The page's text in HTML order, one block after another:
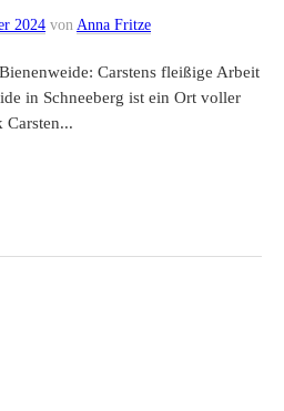
2024 von Anna Fritze
Carstens fleißige Arbeit
in Schneeberg ist ein Ort voller
Carsten...